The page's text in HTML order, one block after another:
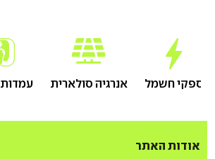
ספקי חשמל אנרגיה סולארית
אודות האתר